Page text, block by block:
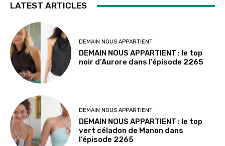
LATEST ARTICLES
DEMAIN NOUS APPARTIENT
DEMAIN NOUS APPARTIENT : le top
noir d’Aurore dans l’épisode 2265
DEMAIN NOUS APPARTIENT
DEMAIN NOUS APPARTIENT : le top
vert céladon de Manon dans
l’épisode 2265